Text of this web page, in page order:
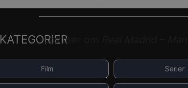
Läs mer om
KATEGORIER
Film Serier